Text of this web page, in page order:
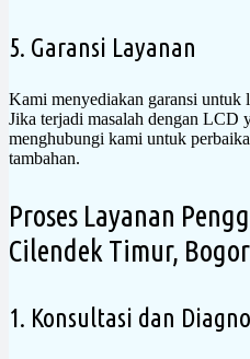
5. Garansi Layanan
Kami menyediakan garansi untuk
Jika terjadi masalah dengan LCD
menghubungi kami untuk
tambahan.
Proses Layanan
Cilendek Timur, Bogor
1. Konsultasi dan